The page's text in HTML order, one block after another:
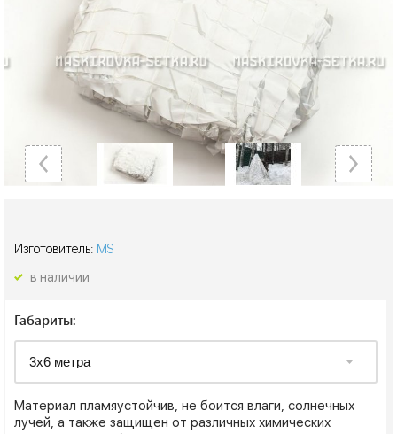
Изготовитель: MS
в наличии
Габариты:
Материал пламяустойчив, не боится влаги, солнечных
лучей, а также защищен от различных химических